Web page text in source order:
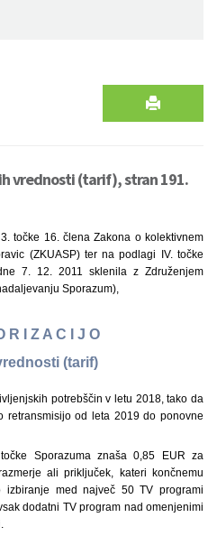
vrednosti (tarif), stran 191.
točke 16. člena Zakona o kolektivnem
(ZKUASP) ter na podlagi IV. točke
7. 12. 2011 sklenila z Združenjem
Sporazum),
R I Z A C I J O
(tarif)
potrebščin v letu 2018, tako da
retransmisijo od leta 2019 do ponovne
Sporazuma znaša 0,85 EUR za
ali priključek, kateri končnemu
izbiranje med največ 50 TV programi
dodatni TV program nad omenjenimi